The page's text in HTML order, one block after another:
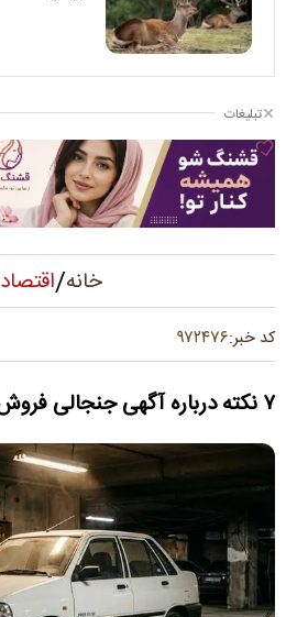
تبلیغات
خانه/اقتصاد
کد خبر:۹۷۲۴۷۶
۷ نکته درباره آگهی جنجالی فروش پراید یک میلیاردی